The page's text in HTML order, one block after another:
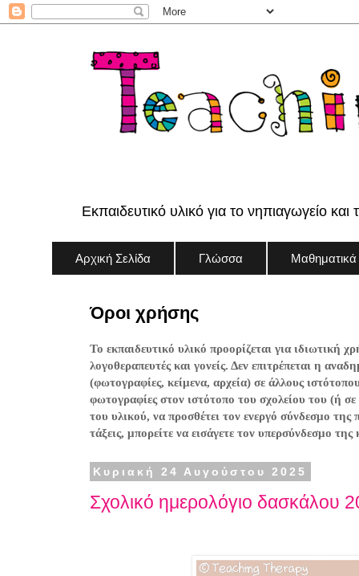
Εκπαιδευτικό υλικό για το νηπιαγωγείο και
Αρχική Σελίδα Γλώσσα Μαθηματικά
Όροι χρήσης
Το εκπαιδευτικό υλικό προορίζεται για ιδιωτική
λογοθεραπευτές και γονείς. Δεν επιτρέπεται η
(φωτογραφίες, κείμενα, αρχεία) σε άλλους
φωτογραφίες στον ιστότοπο του σχολείου του (ή
του υλικού, να προσθέτει τον ενεργό σύνδεσμο
τάξεις, μπορείτε να εισάγετε τον υπερσύνδεσμο
Κυριακή 24 Αυγούστου 2025
Σχολικό ημερολόγιο δασκάλου